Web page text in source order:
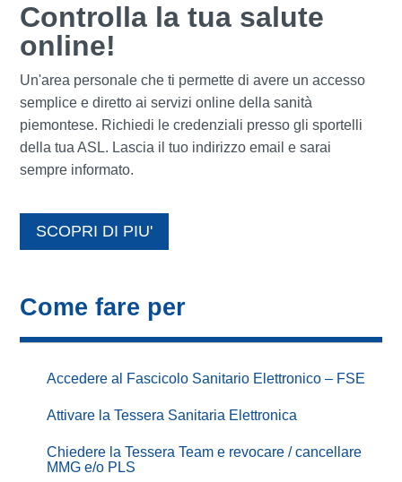
Controlla la tua salute
online!
Un'area personale che ti permette di avere un accesso
semplice e diretto ai servizi online della sanità
piemontese. Richiedi le credenziali presso gli sportelli
della tua ASL. Lascia il tuo indirizzo email e sarai
sempre informato.
SCOPRI DI PIU'
Come fare per
Accedere al Fascicolo Sanitario Elettronico – FSE
Attivare la Tessera Sanitaria Elettronica
Chiedere la Tessera Team e revocare / cancellare
MMG e/o PLS